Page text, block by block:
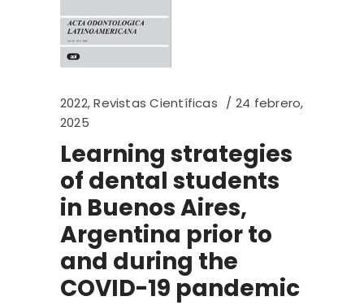
2022,Revistas Científicas
24 febrero,
2025
Learning strategies
of dental students
in Buenos Aires,
Argentina prior to
and during the
COVID-19 pandemic